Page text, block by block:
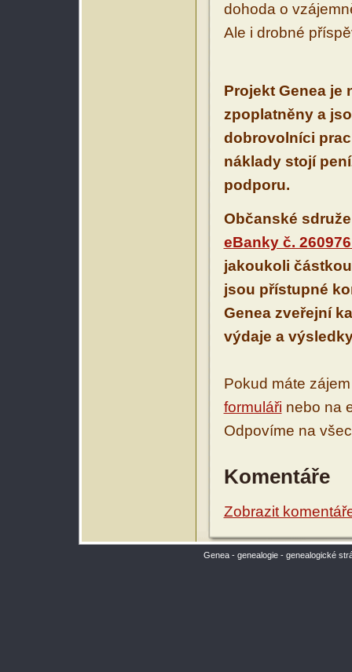
dohoda o
Ale i drobné
Projekt Genea je
zpoplatněny a
dobrovolníci
náklady stojí
podporu.
Občanské
eBanky č.
jakoukoli
jsou přístupné
Genea zveřejní
výdaje a
Pokud máte
formuláři nebo na
Odpovíme na
Komentáře
Zobrazit
Genea - genealogie - genealogické